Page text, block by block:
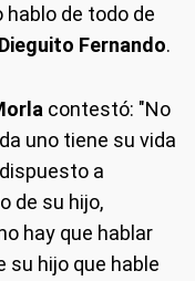
hablo de todo de
Dieguito Fernando.
contestó: "No
uno tiene su vida
a
de su hijo,
hay que hablar
su hijo que hable